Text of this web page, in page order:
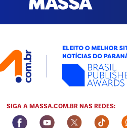
SIGA A MASSA.COM.BR NAS REDES:
Social Media
Facebook Social Media
Youtube Social
Twitter